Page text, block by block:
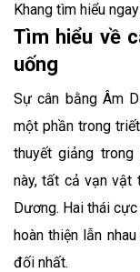
Khang tìm hiểu
Tìm hiểu về
uống
Sự cân bằng Âm
một phần trong
thuyết giảng trong
này, tất cả vạn
Dương. Hai thái
hoàn thiện lẫn
đối nhất.